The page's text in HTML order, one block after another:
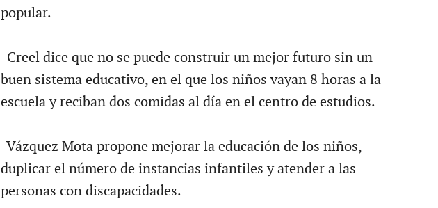
popular.
-Creel dice que no se puede construir un mejor futuro sin un
buen sistema educativo, en el que los niños vayan 8 horas a la
escuela y reciban dos comidas al día en el centro de estudios.
-Vázquez Mota propone mejorar la educación de los niños,
duplicar el número de instancias infantiles y atender a las
personas con discapacidades.